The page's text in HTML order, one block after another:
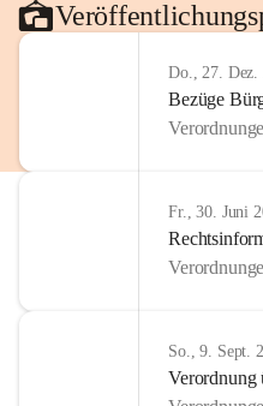
Do., 27. Dez.
Bezüge
Fr., 30. Juni
So., 9. Sept.
Verordnung